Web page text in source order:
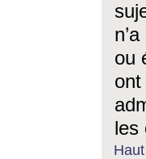
ou
les
Haut